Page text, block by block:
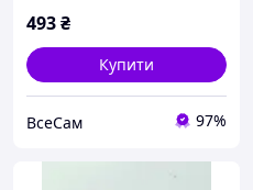
493₴
Купити
ВсеСам 97%